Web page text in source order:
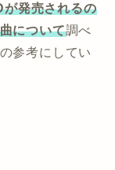
発売されるの
について調べ
参考にしてい